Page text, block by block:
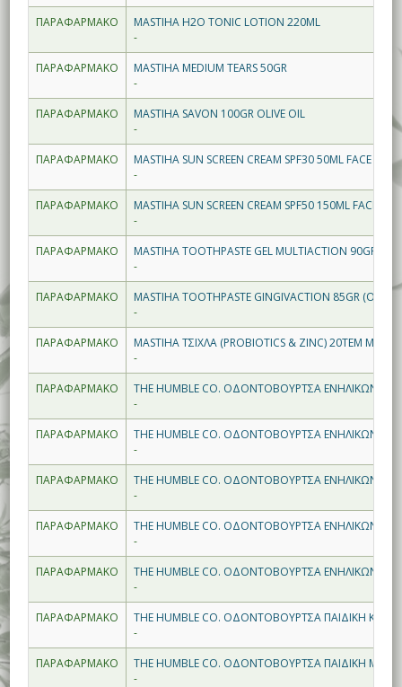
ΠΑΡΑΦΑΡΜΑΚΟ
MASTIHA H2O TONIC LOTION 220ML
-
ΠΑΡΑΦΑΡΜΑΚΟ
MASTIHA MEDIUM TEARS 50GR
-
ΠΑΡΑΦΑΡΜΑΚΟ
MASTIHA SAVON 100GR OLIVE OIL
-
ΠΑΡΑΦΑΡΜΑΚΟ
MASTIHA SUN SCREEN CREAM SPF30 50ML FACE
-
ΠΑΡΑΦΑΡΜΑΚΟ
MASTIHA SUN SCREEN CREAM SPF50 150ML FACE &
-
ΠΑΡΑΦΑΡΜΑΚΟ
MASTIHA TOOTHPASTE GEL MULTIACTION 90GR
-
ΠΑΡΑΦΑΡΜΑΚΟ
MASTIHA ΤΟΟΤΗPASTΕ GINGIVACTION 85GR (ΟΥΛΑ)
-
ΠΑΡΑΦΑΡΜΑΚΟ
MASTIHA ΤΣΙΧΛΑ (PROBIOTICS & ZINC) 20ΤΕΜ ΜΕΝΤΑ
-
ΠΑΡΑΦΑΡΜΑΚΟ
THE HUMBLE CO. ΟΔΟΝΤΟΒΟΥΡΤΣΑ ΕΝΗΛΙΚΩΝ
-
ΠΑΡΑΦΑΡΜΑΚΟ
THE HUMBLE CO. ΟΔΟΝΤΟΒΟΥΡΤΣΑ ΕΝΗΛΙΚΩΝ
-
ΠΑΡΑΦΑΡΜΑΚΟ
THE HUMBLE CO. ΟΔΟΝΤΟΒΟΥΡΤΣΑ ΕΝΗΛΙΚΩΝ
-
ΠΑΡΑΦΑΡΜΑΚΟ
THE HUMBLE CO. ΟΔΟΝΤΟΒΟΥΡΤΣΑ ΕΝΗΛΙΚΩΝ
-
ΠΑΡΑΦΑΡΜΑΚΟ
THE HUMBLE CO. ΟΔΟΝΤΟΒΟΥΡΤΣΑ ΕΝΗΛΙΚΩΝ
-
ΠΑΡΑΦΑΡΜΑΚΟ
THE HUMBLE CO. ΟΔΟΝΤΟΒΟΥΡΤΣΑ ΠΑΙΔΙΚΗ
-
ΠΑΡΑΦΑΡΜΑΚΟ
THE HUMBLE CO. ΟΔΟΝΤΟΒΟΥΡΤΣΑ ΠΑΙΔΙΚΗ ΜΑΥΡΗ
-